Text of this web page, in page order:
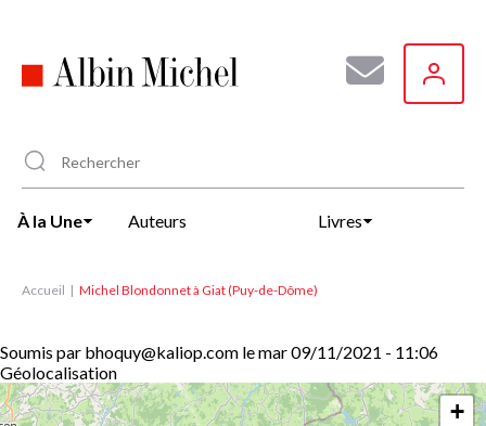
principal
À la Une Auteurs Livres
Accueil Michel Blondonnet à Giat (Puy-de-Dôme)
Soumis par bhoquy@kaliop.com lemar 09/11/2021 - 11:06
Géolocalisation
+